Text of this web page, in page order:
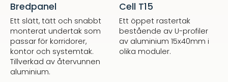
Bredpanel
Ett slätt, tätt och snabbt
monterat undertak som
passar för korridorer,
kontor och systemtak.
Tillverkad av återvunnen
aluminium.
Cell T15
Ett öppet rastertak
bestående av U-profiler
av aluminium 15x40mm i
olika moduler.